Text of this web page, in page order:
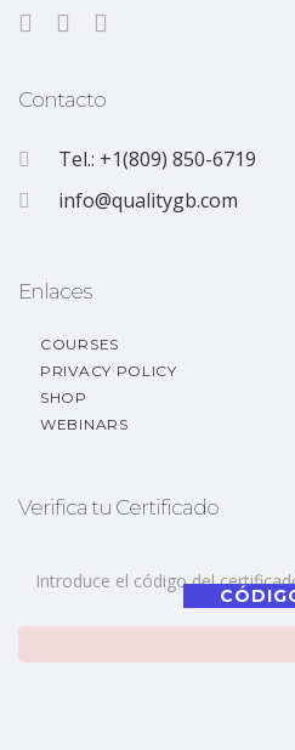
Contacto
Tel.: +1(809) 850-6719
info@qualitygb.com
Enlaces
COURSES
PRIVACY POLICY
SHOP
WEBINARS
Verifica tu Certificado